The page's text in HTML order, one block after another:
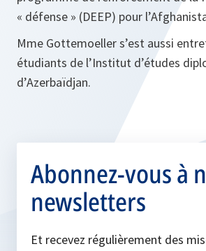
« défense » (DEEP) pour
Mme Gottemoeller s’est aussi
étudiants de l’Institut d’études
d’Azerbaïdjan.
Abonnez-vous à
newsletters
Et recevez régulièrement des